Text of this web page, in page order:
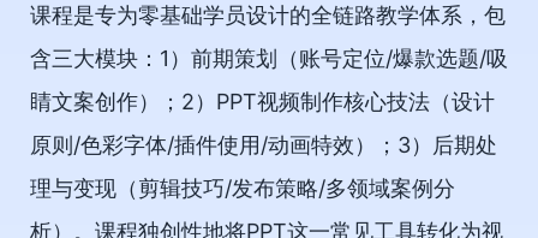
课程是专为零基础学员设计的全链路教学体系，包
含三大模块：1）前期策划（账号定位/爆款选题/吸
睛文案创作）；2）PPT视频制作核心技法（设计
原则/色彩字体/插件使用/动画特效）；3）后期处
理与变现（剪辑技巧/发布策略/多领域案例分
析）。课程独创性地将PPT这一常见工具转化为视